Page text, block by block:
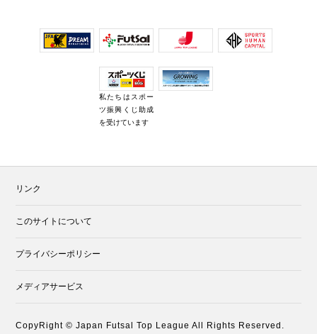
私たちはスポー
ツ振興くじ助成
を受けています
リンク
このサイトについて
プライバシーポリシー
メディアサービス
CopyRight © Japan Futsal Top League All Rights Reserved.